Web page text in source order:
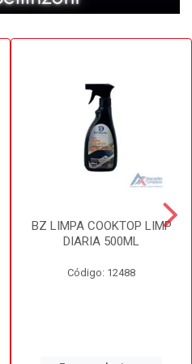
BZ LIMPA COOKTOP LIMP
DIARIA 500ML
Código: 12488